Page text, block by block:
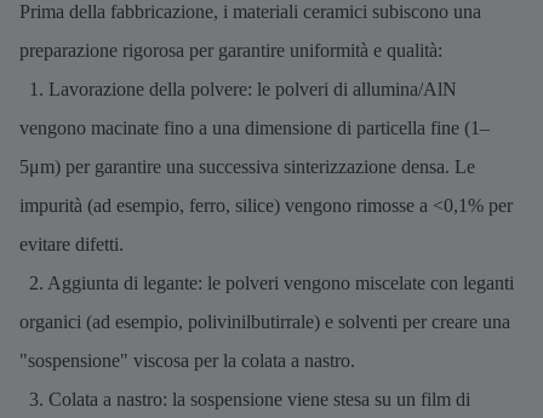
Prima della fabbricazione, i materiali ceramici subiscono una
preparazione rigorosa per garantire uniformità e qualità:
1. Lavorazione della polvere: le polveri di allumina/AlN
vengono macinate fino a una dimensione di particella fine (1–
5μm) per garantire una successiva sinterizzazione densa. Le
impurità (ad esempio, ferro, silice) vengono rimosse a <0,1% per
evitare difetti.
2. Aggiunta di legante: le polveri vengono miscelate con leganti
organici (ad esempio, polivinilbutirrale) e solventi per creare una
"sospensione" viscosa per la colata a nastro.
3. Colata a nastro: la sospensione viene stesa su un film di